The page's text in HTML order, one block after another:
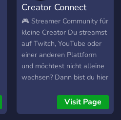
Creator Connect
Deutsch
🎮 Streamer Community für
kleine Creator Du streamst
auf Twitch, YouTube oder
einer anderen Plattform
und möchtest nicht alleine
wachsen? Dann bist du hier
Discord ist ein Treffpunkt
für kleine Streamer und
Visit Page